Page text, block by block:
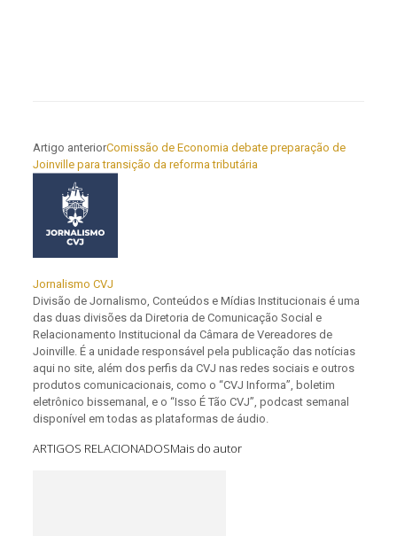
Artigo anteriorComissão de Economia debate preparação de
Joinville para transição da reforma tributária
Jornalismo CVJ
Divisão de Jornalismo, Conteúdos e Mídias Institucionais é uma
das duas divisões da Diretoria de Comunicação Social e
Relacionamento Institucional da Câmara de Vereadores de
Joinville. É a unidade responsável pela publicação das notícias
aqui no site, além dos perfis da CVJ nas redes sociais e outros
produtos comunicacionais, como o “CVJ Informa”, boletim
eletrônico bissemanal, e o “Isso É Tão CVJ”, podcast semanal
disponível em todas as plataformas de áudio.
ARTIGOS RELACIONADOSMais do autor